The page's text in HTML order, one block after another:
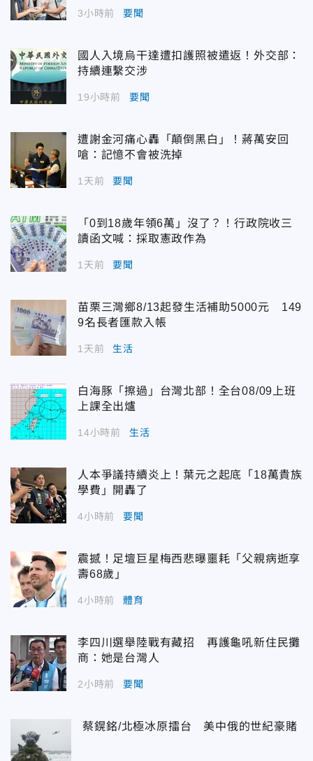
3小時前 要聞
國人入境烏干達遭扣護照被遣返！外交部：
持續連繫交涉
19小時前 要聞
遭謝金河痛心轟「顛倒黑白」！蔣萬安回
嗆：記憶不會被洗掉
1天前 要聞
「0到18歲年領6萬」沒了？！行政院收三
讀函文喊：採取憲政作為
1天前 要聞
苗栗三灣鄉8/13起發生活補助5000元 149
9名長者匯款入帳
1天前 生活
白海豚「擦過」台灣北部！全台08/09上班
上課全出爐
14小時前 生活
人本爭議持續炎上！葉元之起底「18萬貴族
學費」開轟了
4小時前 要聞
震撼！足壇巨星梅西悲曝噩耗「父親病逝享
壽68歲」
4小時前 體育
李四川選舉陸戰有藏招 再護龜吼新住民攤
商：她是台灣人
2小時前 要聞
蔡鎤銘/北極冰原擂台 美中俄的世紀豪賭